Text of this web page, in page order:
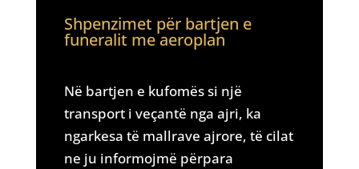
Shpenzimet për bartjen e
funeralit me aeroplan
Në bartjen e kufomës si një
transport i veçantë nga ajri, ka
ngarkesa të mallrave ajrore, të cilat
ne ju informojmë përpara